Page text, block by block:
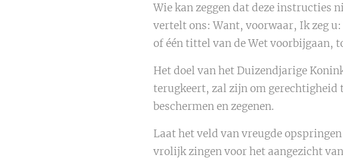
Wie kan zeggen dat deze instructies
vertelt ons: Want, voorwaar, Ik zeg
of één tittel van de Wet voorbijgaan,
Het doel van het Duizendjarige
terugkeert, zal zijn om gerechtigheid
beschermen en zegenen.
Laat het veld van vreugde
vrolijk zingen voor het aangezicht